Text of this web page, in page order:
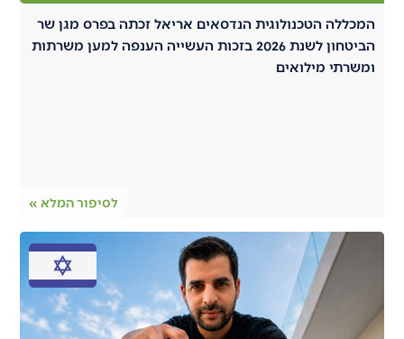
המכללה הטכנולוגית הנדסאים אריאל זכתה בפרס מגן שר
הביטחון לשנת 2026 בזכות העשייה הענפה למען משרתות
ומשרתי מילואים
לסיפור המלא »